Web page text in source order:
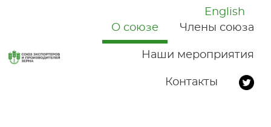
English
О союзе
Члены союза
Наши мероприятия
Контакты